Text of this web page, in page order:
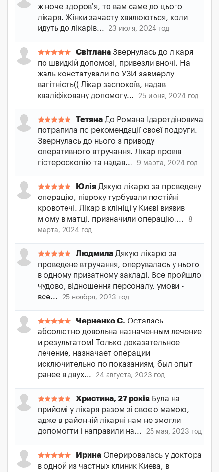
жіноче здоров'я, то вам саме до цього
лікаря. Жінки зачасту хвилюються, коли
йдуть до лікарів...
23 июля, 2024 год
Світлана Звернулась до лікаря
по швидкій допомозі, привезли вночі. На
жаль констатували по УЗИ завмерлу
вагітність(( Лікар заспокоїв, надав
кваліфіковану допомогу...
25 июня, 2024 год
Тетяна До Романа Ідаретдіновича
потрапила по рекомендації своєї подруги.
Звернулась до нього з приводу
оперативного втручання. Лікар провів
гістероскопію та надав...
9 марта, 2024 год
Юлія Дякую лікарю за проведену
операцію, півроку турбували постійні
кровотечі. Лікар в клініці у Києві виявив
міому в матці, призначили операцію....
8
марта, 2024 год
Людмила Дякую лікарю за
проведене втручання, оперувалась у нього
в одному приватному закладі. Все пройшло
чудово, відношення персоналу, умови -
все...
25 ноября, 2023 год
Черненко С. Осталась
абсолютно довольна назначенным лечение
и результатом! Только доказательное
лечение, назначает операции
исключительно по показаниям, был опыт
ранее в двух...
24 августа, 2023 год
Христина, 27 років Була на
прийомі у лікаря разом зі своєю мамою,
адже в районній лікарні нам не змогли
допомогти і направили на...
25 мая, 2023 год
Ирина Оперировалась у доктора
в одной из частных клиник Киева, в